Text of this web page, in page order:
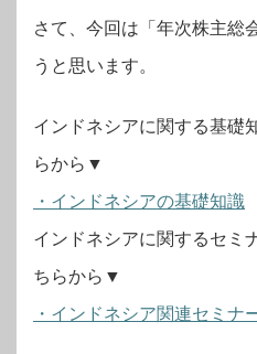
さて、今回は「年次株主総
うと思います。
インドネシアに関する基礎
らから▼
・インドネシアの基礎知識
インドネシアに関するセミ
ちらから▼
・インドネシア関連セミナ